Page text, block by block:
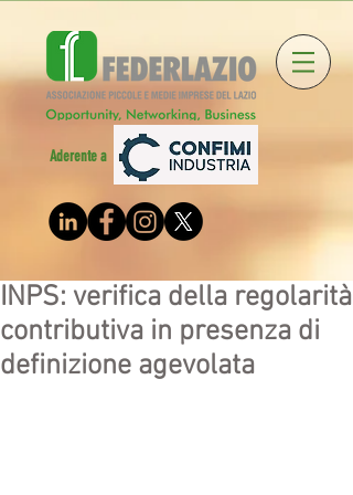
Aderente a
INPS: verifica della regolarità
contributiva in presenza di
definizione agevolata